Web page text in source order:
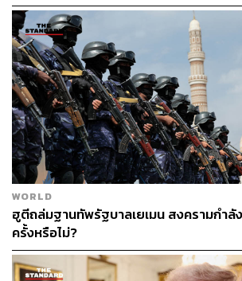
4. เผื่อเวลาในการต่อเครื่อง และเตรี
การเปลี่ยนเส้นทางบินอาจทำให้เวลาเดินท
การดีเลย์ที่กระทบต่อไฟลต์ถัดไป ผู้โดยสา
ตารางต่อเครื่องแบบกระชั้นชิดเกินไป หา
เดินทางในช่วงเวลานี้ และควรพิจารณาเ
เปลี่ยนวันได้ นอกจากนี้ การบันทึกเบอร์ติ
ดาวน์โหลดเอกสารการเดินทางสำรองไว้
โทรศัพท์มือถือ คอมพิวเตอร์ หรือพรินต์ใส่
จัดการสถานการณ์ได้สะดวกขึ้นในกรณีที่อิ
เสถียร
5. หากอยู่ในพื้นที่แล้ว ควรระมัดระวังเ
WORLD
ฮูตีถล่มฐานทัพรัฐบาลเยเมน สงครามกำลั
ครั้งหรือไม่?